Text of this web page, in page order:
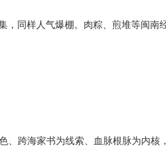
，同样人气爆棚。肉粽、煎堆等闽
跨海家书为线索、血脉根脉为内核